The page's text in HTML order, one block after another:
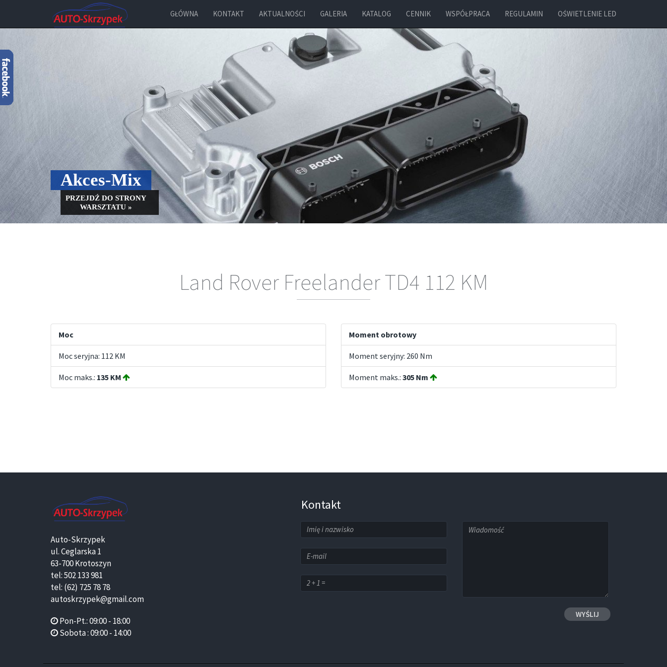
GŁÓWNA KONTAKT AKTUALNOŚCI GALERIA KATALOG CENNIK WSPÓŁPRACA REGULAMIN OŚWIETLENIE LED
Akces-Mix
PRZEJDŹ DO STRONY
WARSZTATU »
Land Rover Freelander TD4 112 KM
Moc
Moc seryjna: 112 KM
Moc maks.: 135 KM
Moment obrotowy
Moment seryjny: 260 Nm
Moment maks.: 305 Nm
Auto-Skrzypek
ul. Ceglarska 1
63-700 Krotoszyn
tel: 502 133 981
tel: (62) 725 78 78
autoskrzypek@gmail.com
Pon-Pt.: 09:00 - 18:00
Sobota : 09:00 - 14:00
Kontakt